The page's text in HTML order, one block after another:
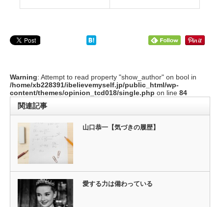
Warning: Attempt to read property "show_author" on bool in
/home/xb228391/ibelievemyself.jp/public_html/wp-
content/themes/opinion_tcd018/single.php on line 84
関連記事
山口恭一【気づきの履歴】
愛する力は備わっている